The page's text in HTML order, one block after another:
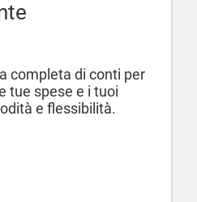
completa di conti per
tue spese e i tuoi
e flessibilità.